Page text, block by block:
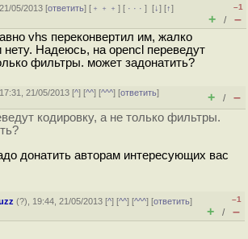
05/2013 [ответить] [ ﹢﹢﹢] [ · · ·][↓] [↑]
–1
+ / –
vhs переконвертил им, жалко
нету. Надеюсь, на opencl переведут
фильтры. может задонатить?
21/05/2013 [^] [^^] [^^^] [ответить]
+ / –
кодировку, а не только фильтры.
донатить авторам интересующих вас
(?), 19:44, 21/05/2013 [^] [^^] [^^^] [ответить]
–1
+ / –